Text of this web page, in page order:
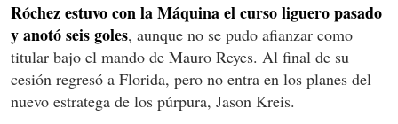
Róchez estuvo con la Máquina el curso liguero pasado
y anotó seis goles, aunque no se pudo afianzar como
titular bajo el mando de Mauro Reyes. Al final de su
cesión regresó a Florida, pero no entra en los planes del
nuevo estratega de los púrpura, Jason Kreis.